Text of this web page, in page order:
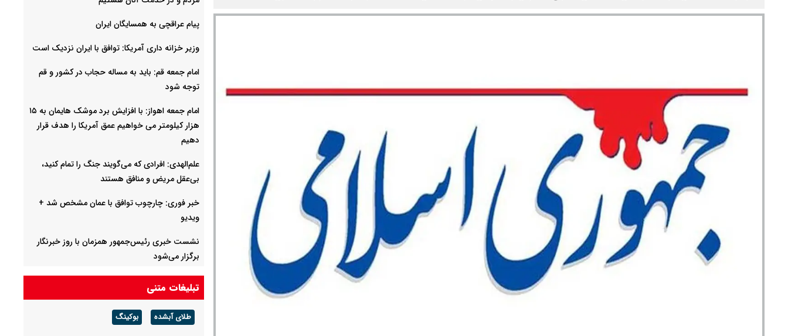
پیام عراقچی به همسایگان ایران
وزیر خزانه داری آمریکا: توافق با ایران نزدیک است
امام جمعه قم: باید به مساله حجاب در کشور و قم
توجه شود
امام‌ جمعه اهواز: با افزایش برد موشک هایمان به ۱۵
هزار کیلومتر می خواهیم عمق آمریکا را هدف قرار
دهیم
علم‌الهدی: افرادی که می‌گویند جنگ را تمام کنید،
بی‌عقل مریض و منافق هستند
خبر فوری: چارچوب توافق با عمان مشخص شد +
ویدیو
نشست خبری رئیس‌جمهور همزمان با روز خبرنگار
برگزار می‌شود
لاشه F۱۵ منهدم‌شده آمریکا توسط سامانه‌ی نوین
پدافندی نیروی هوافضای سپاه
دیدار سران پاکستان و عربستان در مکه
تبلیغات متنی
طلای آبشده بوکینگ